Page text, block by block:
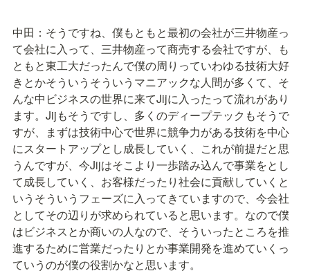
中田：そうですね、僕もともと最初の会社が三井物産っ
て会社に入って、三井物産って商売する会社ですが、も
ともと東工大だったんで僕の周りっていわゆる技術大好
きとかそういうそういうマニアックな人間が多くて、そ
んな中ビジネスの世界に来てJijに入ったって流れがあり
ます。Jijもそうですし、多くのディープテックもそうで
すが、まずは技術中心で世界に競争力がある技術を中心
にスタートアップとし成長していく、これが前提だと思
うんですが、今Jijはそこより一歩踏み込んで事業をとし
て成長していく、お客様だったり社会に貢献していくと
いうそういうフェーズに入ってきていますので、今会社
としてその辺りが求められていると思います。なので僕
はビジネスとか商いの人なので、そういったところを推
進するために営業だったりとか事業開発を進めていくっ
ていうのが僕の役割かなと思います。